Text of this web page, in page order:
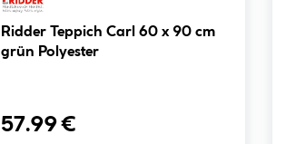
Ridder Teppich Carl 60 x 90 cm
grün Polyester
57.99 €